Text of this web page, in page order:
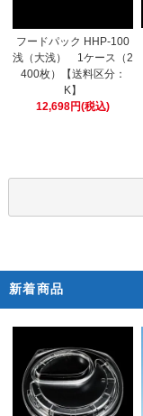
フードパック HHP-100
浅（大浅） 1ケース（2
400枚）【送料区分：
K】
12,698円(税込)
新着商品